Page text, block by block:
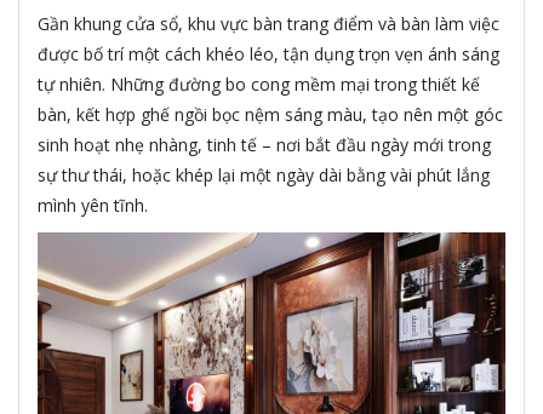
Gần khung cửa sổ, khu vực bàn trang điểm và bàn làm việc
được bố trí một cách khéo léo, tận dụng trọn vẹn ánh sáng
tự nhiên. Những đường bo cong mềm mại trong thiết kế
bàn, kết hợp ghế ngồi bọc nệm sáng màu, tạo nên một góc
sinh hoạt nhẹ nhàng, tinh tế – nơi bắt đầu ngày mới trong
sự thư thái, hoặc khép lại một ngày dài bằng vài phút lắng
mình yên tĩnh.